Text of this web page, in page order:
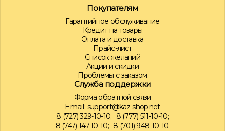
Покупателям
Гарантийное обслуживание
Кредит на товары
Оплата и доставка
Прайс-лист
Список желаний
Акции и скидки
Проблемы с заказом
Служба поддержки
Форма обратной связи
Email: support@kaz-shop.net
8 (727) 329-10-10; 8 (777) 511-10-10;
8 (747) 147-10-10; 8 (701) 948-10-10.